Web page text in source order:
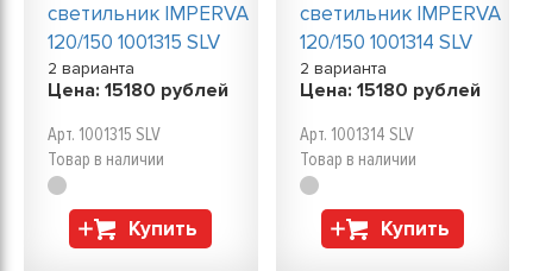
светильник IMPERVA
120/150 1001315 SLV
2 варианта
Цена: 15180 рублей
Арт. 1001315 SLV
Товар в наличии
Купить
светильник IMPERVA
120/150 1001314 SLV
2 варианта
Цена: 15180 рублей
Арт. 1001314 SLV
Товар в наличии
Купить